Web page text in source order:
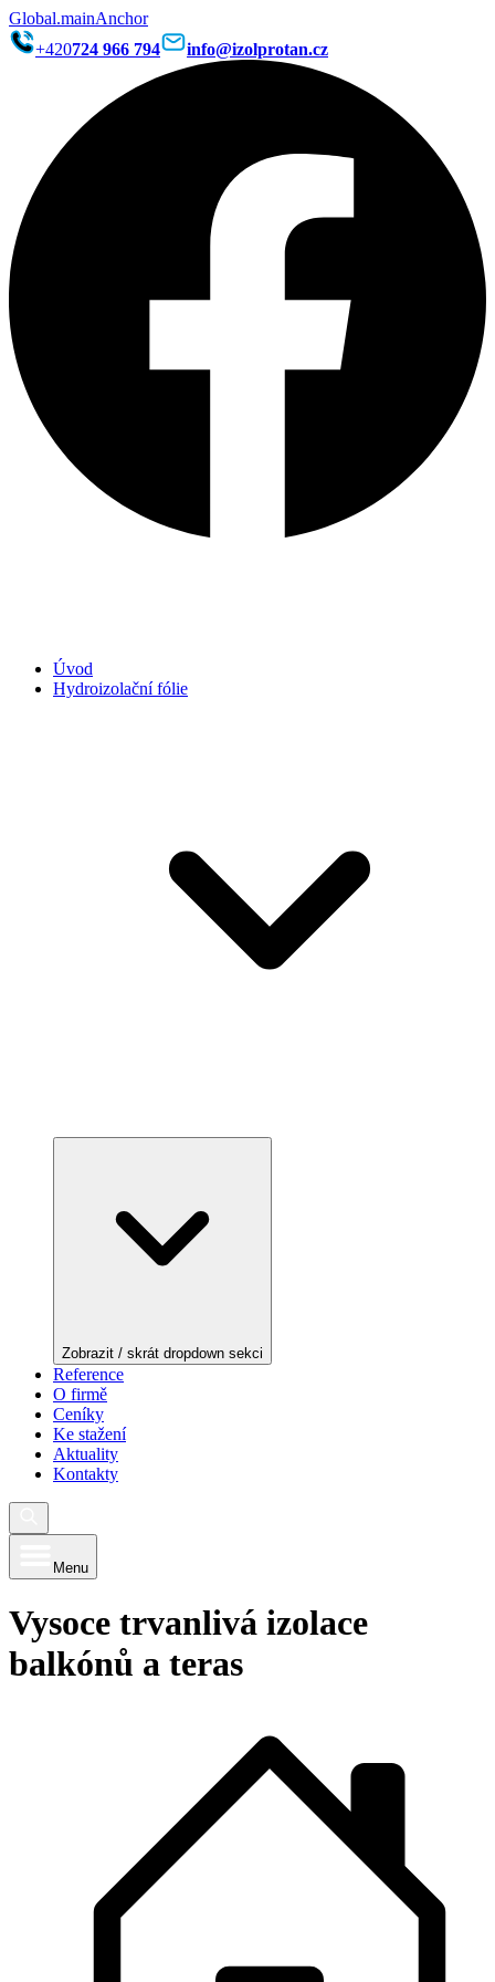
Global.mainAnchor
+420724 966 794 info@izolprotan.cz
Úvod
Hydroizolační fólie
Zobrazit / skrát dropdown sekci
Reference
O firmě
Ceníky
Ke stažení
Aktuality
Kontakty
Menu
Vysoce trvanlivá izolace
balkónů a teras